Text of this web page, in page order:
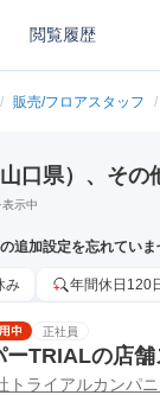
閲覧履歴
/ 販売/フロアスタッフ /
口県）、その
示中
追加設定を忘れていま
み 年間休日120
正社員
ーTRIALの店舗
トライアルカンパ